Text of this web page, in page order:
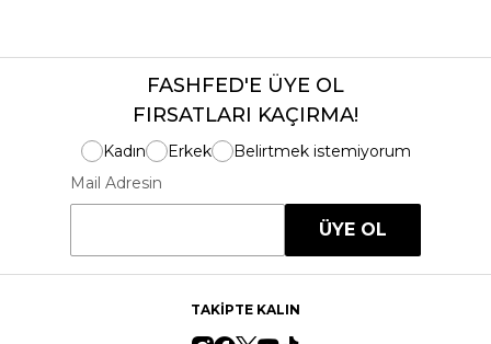
FASHFED'E ÜYE OL
FIRSATLARI KAÇIRMA!
Kadın Erkek
Belirtmek istemiyorum
Mail Adresin
ÜYE OL
TAKİPTE KALIN